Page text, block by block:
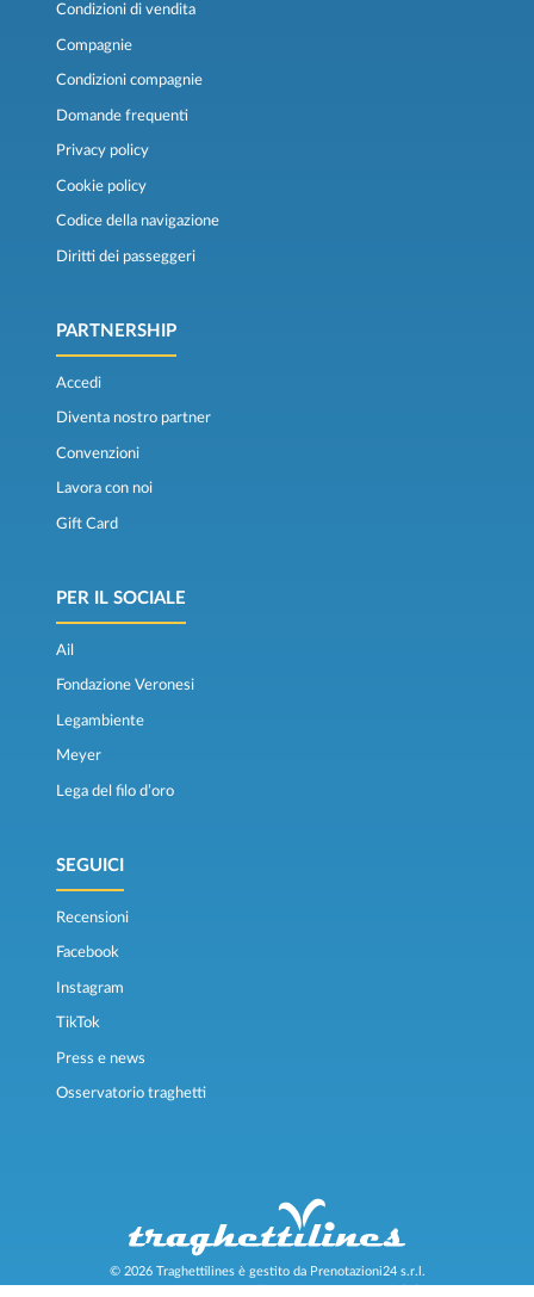
Condizioni di vendita
Compagnie
Condizioni compagnie
Domande frequenti
Privacy policy
Cookie policy
Codice della navigazione
Diritti dei passeggeri
PARTNERSHIP
Accedi
Diventa nostro partner
Convenzioni
Lavora con noi
Gift Card
PER IL SOCIALE
Ail
Fondazione Veronesi
Legambiente
Meyer
Lega del filo d’oro
SEGUICI
Recensioni
Facebook
Instagram
TikTok
Press e news
Osservatorio traghetti
© 2026 Traghettilines è gestito da Prenotazioni24 s.r.l.